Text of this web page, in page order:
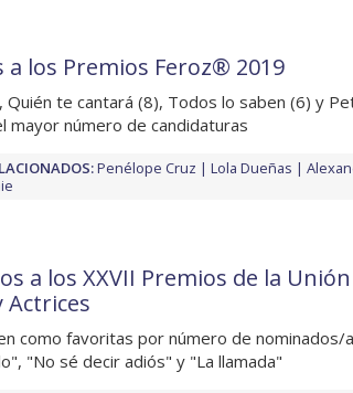
a los Premios Feroz® 2019
Quién te cantará (8), Todos lo saben (6) y
mayor número de candidaturas
Penélope Cruz Lola Dueñas
a los XXVII Premios de la
Actrices
como favoritas por número de nominados/
"No sé decir adiós" y "La llamada"